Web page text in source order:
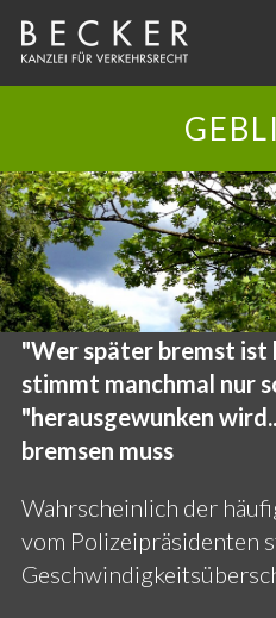
"Wer später bremst ist
stimmt manchmal nur
"herausgewunken
bremsen muss
Wahrscheinlich der
vom Polizeipräsidenten